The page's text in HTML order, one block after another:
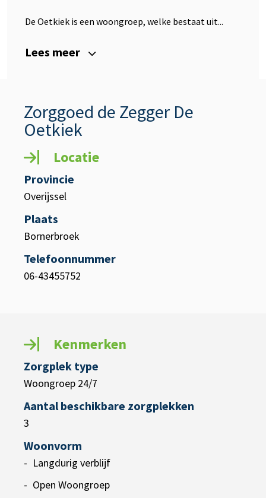
De Oetkiek is een woongroep, welke bestaat uit...
Lees meer
Zorggoed de Zegger De
Oetkiek
Locatie
Provincie
Overijssel
Plaats
Bornerbroek
Telefoonnummer
06-43455752
Kenmerken
Zorgplek type
Woongroep 24/7
Aantal beschikbare zorgplekken
3
Woonvorm
Langdurig verblijf
Open Woongroep